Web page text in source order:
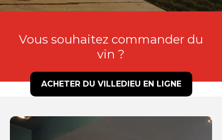
Vous souhaitez commander du
vin ?
ACHETER DU VILLEDIEU EN LIGNE